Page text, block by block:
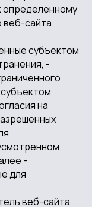
определенному
сайта
субъектом
-
на
-
для
веб-сайта